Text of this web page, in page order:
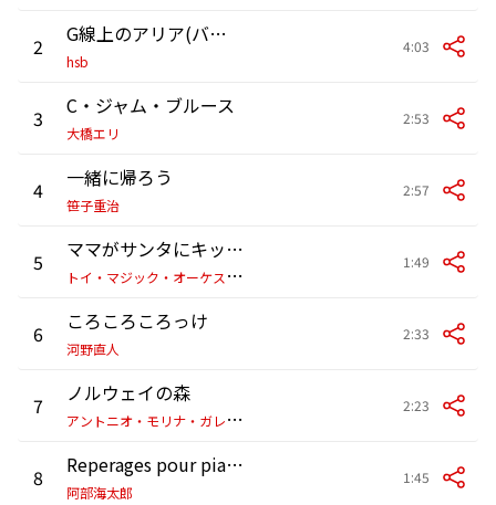
2 G線上のアリア(バッハ) [スティールパン]
hsb
4:03
3 C・ジャム・ブルース
大橋エリ
2:53
4 一緒に帰ろう
笹子重治
2:57
5
ママがサンタにキッスした
ト
イ・マジック・オーケストラ
1:49
6 ころころころっけ
河野直人
2:33
7
ノルウェイの森
ア
ントニオ・モリナ・ガレリオ
2:23
8 Reperages pour piano
阿部海太郎
1:45